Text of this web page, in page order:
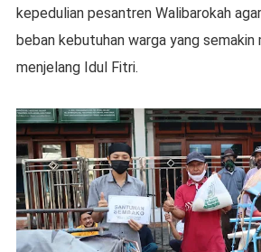
kepedulian pesantren Walibarokah
beban kebutuhan warga yang semakin
menjelang Idul Fitri.